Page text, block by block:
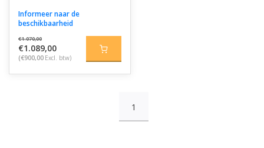
Informeer naar de
beschikbaarheid
€1.070,00
€1.089,00
(€900,00 Excl. btw)
1